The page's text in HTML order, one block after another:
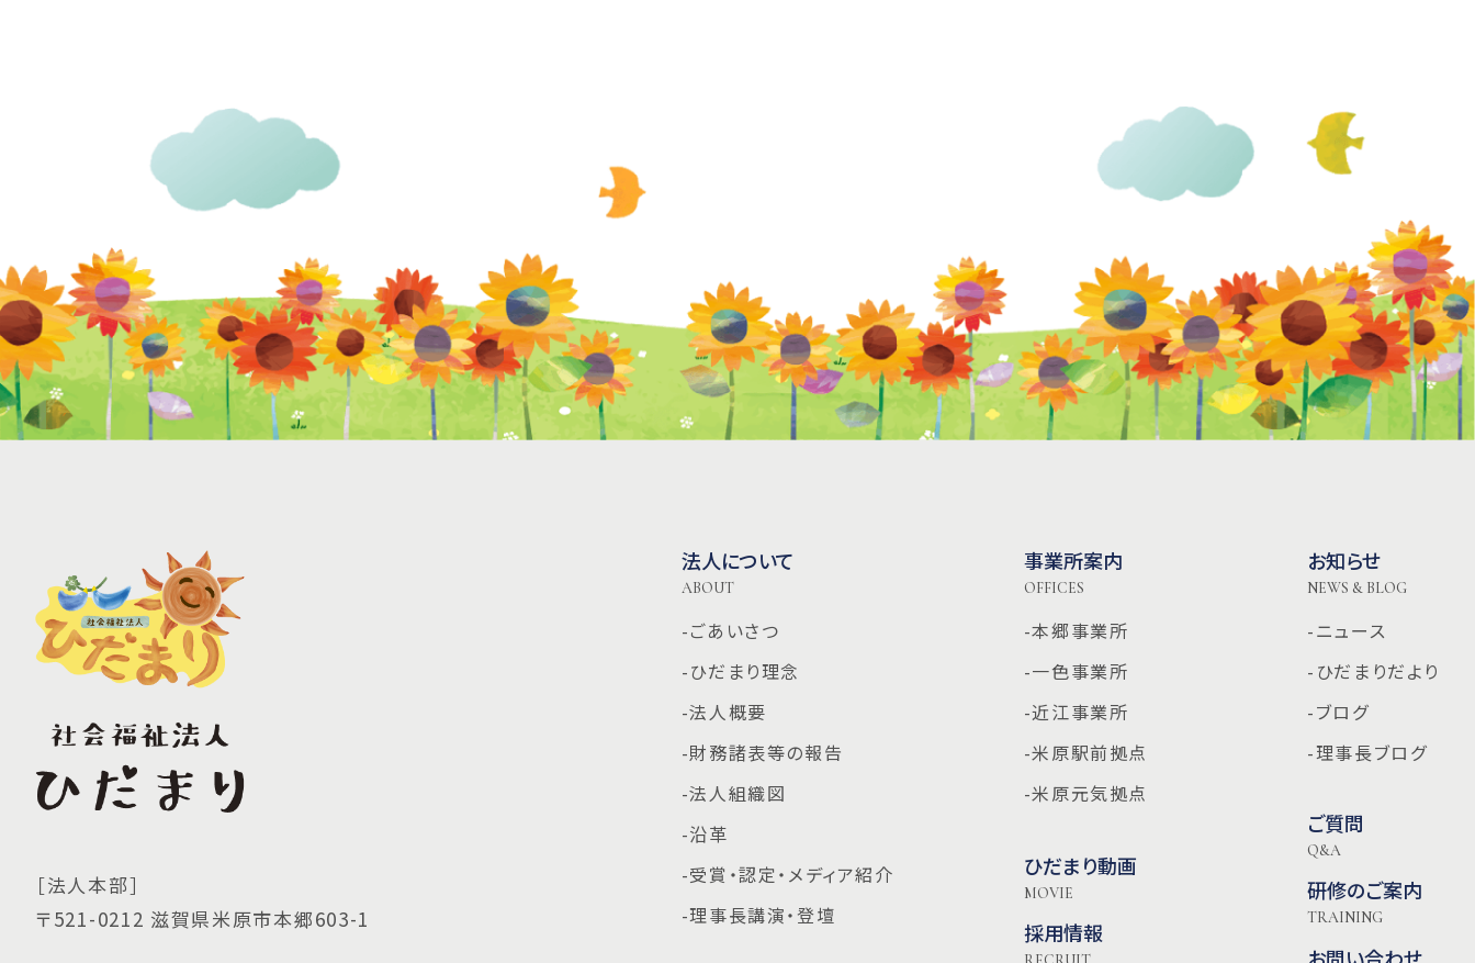
［法人本部］
〒521-0212 滋賀県米原市本郷603-1
法人について
ABOUT
-ごあいさつ
-ひだまり理念
-法人概要
-財務諸表等の報告
-法人組織図
-沿革
-受賞・認定・メディア紹介
-理事長講演・登壇
事業所案内
OFFICES
-本郷事業所
-一色事業所
-近江事業所
-米原駅前拠点
-米原元気拠点
ひだまり動画
MOVIE
採用情報
お知らせ
NEWS & BLOG
-ニュース
-ひだまりだより
-ブログ
-理事長ブログ
ご質問
Q&A
研修のご案内
TRAINING
お問い合わせ